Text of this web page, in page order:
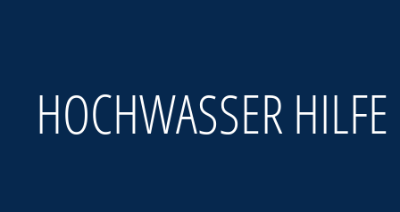
HOCHWASSER HILFE